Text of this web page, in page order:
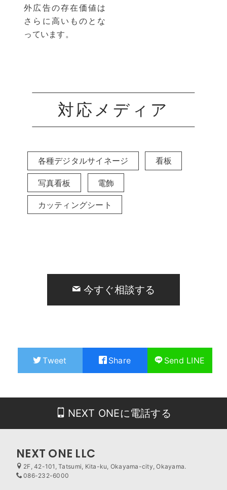
外広告の存在価値は
さらに高いものとな
っています。
対応メディア
各種デジタルサイネージ 看板
写真看板 電飾
カッティングシート
今すぐ相談する
Tweet Share Send LINE
NEXT ONEに電話する
NEXT ONE LLC
2F, 42-101, Tatsumi, Kita-ku, Okayama-city, Okayama.
086-232-6000